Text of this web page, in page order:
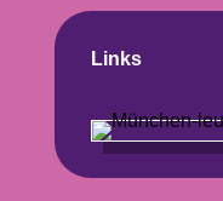
Links